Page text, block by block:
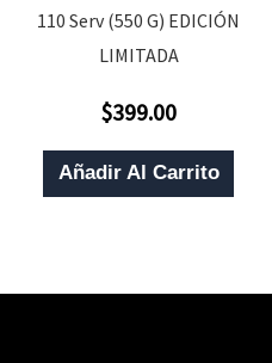
110 Serv (550 G) EDICIÓN
LIMITADA
Valorado
0
De
5
$399.00
Añadir Al Carrito